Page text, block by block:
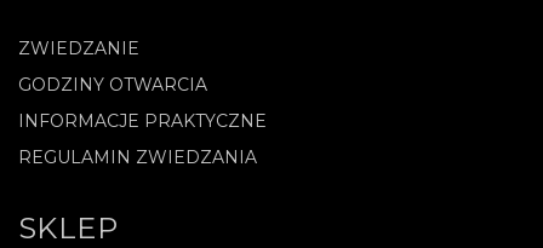
ZWIEDZANIE
GODZINY OTWARCIA
INFORMACJE PRAKTYCZNE
REGULAMIN ZWIEDZANIA
SKLEP